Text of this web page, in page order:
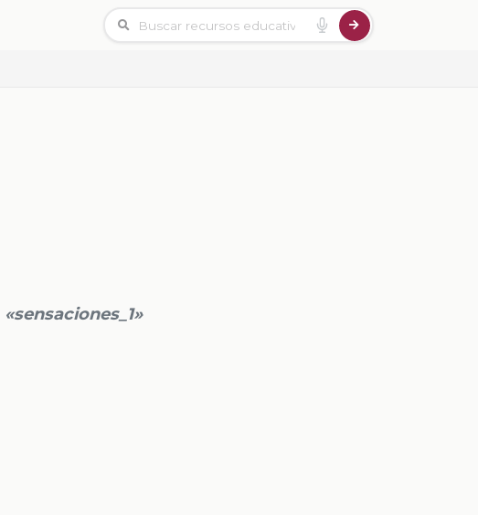
«sensaciones_1»